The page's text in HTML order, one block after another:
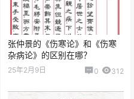
张仲景的《伤寒论》和《伤寒
杂病论》的区别在哪？
25年2月9日 0 312